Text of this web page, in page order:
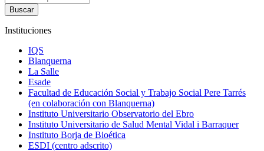
Instituciones
IQS
Blanquerna
La Salle
Esade
Facultad de Educación Social y Trabajo Social Pere Tarrés
(en colaboración con Blanquerna)
Instituto Universitario Observatorio del Ebro
Instituto Universitario de Salud Mental Vidal i Barraquer
Instituto Borja de Bioética
ESDI (centro adscrito)